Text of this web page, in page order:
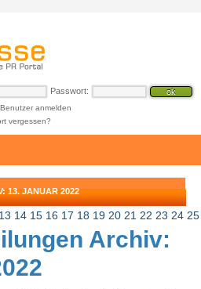
Passwort:
anmelden
vergessen?
13. JANUAR 2022
13 14 15 16 17 18 19 20 21 22 23 24 25
Archiv: